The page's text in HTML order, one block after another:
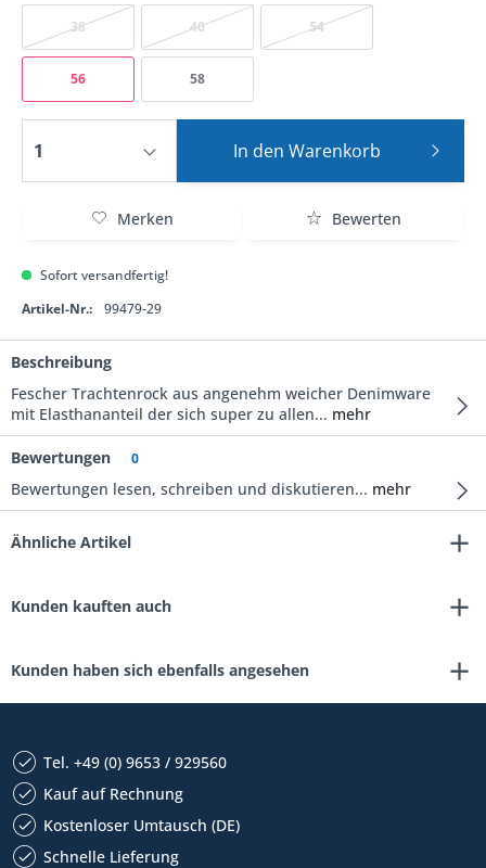
38 40 54
56 58
In den Warenkorb
Merken Bewerten
Sofort versandfertig!
Artikel-Nr.:
99479-29
Beschreibung
Fescher Trachtenrock aus angenehm weicher Denimware
mit Elasthananteil der sich super zu allen... mehr
Bewertungen 0
Bewertungen lesen, schreiben und diskutieren... mehr
Ähnliche Artikel
Kunden kauften auch
Kunden haben sich ebenfalls angesehen
Tel. +49 (0) 9653 / 929560
Kauf auf Rechnung
Kostenloser Umtausch (DE)
Schnelle Lieferung